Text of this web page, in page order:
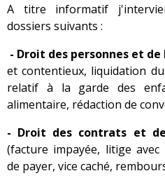
A titre informatif
dossiers suivants :
- Droit des personnes et
et contentieux, liquidation
relatif à la garde des
alimentaire, rédaction de
- Droit des contrats et
(facture impayée, litige
de payer, vice caché,